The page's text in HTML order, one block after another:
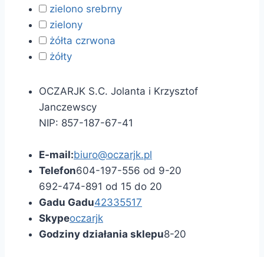
zielono srebrny
zielony
żółta czrwona
żółty
OCZARJK S.C. Jolanta i Krzysztof
Janczewscy
NIP: 857-187-67-41
E-mail:biuro@oczarjk.pl
Telefon604-197-556 od 9-20
692-474-891 od 15 do 20
Gadu Gadu42335517
Skypeoczarjk
Godziny działania sklepu8-20